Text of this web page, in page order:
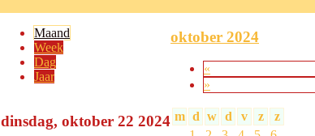
Maand
Week
Dag
Jaar
dinsdag, oktober 22 2024
oktober 2024
«
»
m d w d v z
z